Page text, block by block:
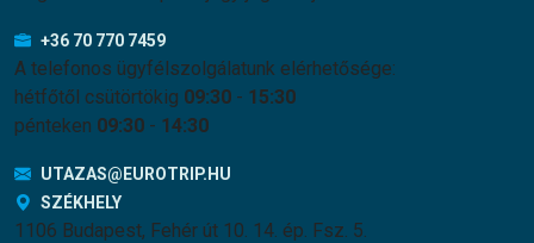
+36 70 770 7459
A telefonos ügyfélszolgálatunk elérhetősége:
hétfőtől csütörtökig 09:30 - 15:30
pénteken 09:30 - 14:30
UTAZAS@EUROTRIP.HU
SZÉKHELY
1106 Budapest, Fehér út 10. 14. ép. Fsz. 5.